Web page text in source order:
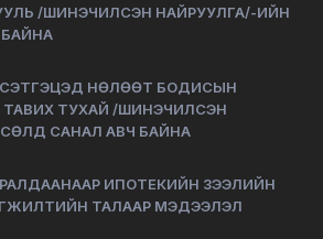
/ШИНЭЧИЛСЭН НАЙРУУЛГА/-ИЙН
НӨЛӨӨТ БОДИСЫН
ТУХАЙ /ШИНЭЧИЛСЭН
САНАЛ АВЧ БАЙНА
ИПОТЕКИЙН ЗЭЭЛИЙН
ТАЛААР МЭДЭЭЛЭЛ